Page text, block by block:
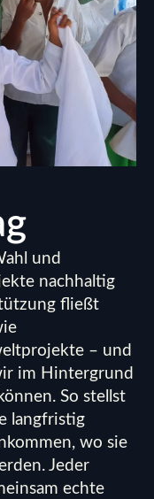
und
nachhaltig
fließt
– und
im Hintergrund
So stellst
langfristig
wo sie
Jeder
echte